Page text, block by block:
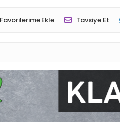
Favorilerime Ekle Tavsiye Et